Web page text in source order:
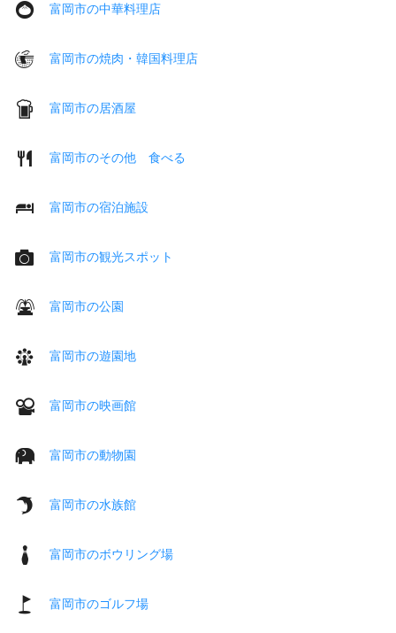
富岡市の中華料理店
富岡市の焼肉・韓国料理店
富岡市の居酒屋
富岡市のその他 食べる
富岡市の宿泊施設
富岡市の観光スポット
富岡市の公園
富岡市の遊園地
富岡市の映画館
富岡市の動物園
富岡市の水族館
富岡市のボウリング場
富岡市のゴルフ場